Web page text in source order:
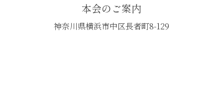
本会のご案内
神奈川県横浜市中区長者町8-129